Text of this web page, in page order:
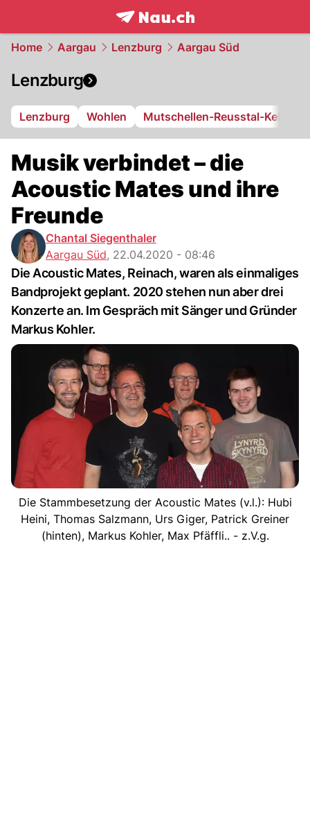
frontpage.NAU.ch
Home Aargau Lenzburg Aargau Süd
Lenzburg
Lenzburg Wohlen Mutschellen-Reusstal-
Musik verbindet – die
Acoustic Mates und ihre
Freunde
Chantal Siegenthaler
Aargau Süd, 22.04.2020 - 08:46
Die Acoustic Mates, Reinach, waren als einmaliges
Bandprojekt geplant. 2020 stehen nun aber drei
Konzerte an. Im Gespräch mit Sänger und Gründer
Markus Kohler.
Die Stammbesetzung der Acoustic Mates (v.l.): Hubi
Heini, Thomas Salzmann, Urs Giger, Patrick Greiner
(hinten), Markus Kohler, Max Pfäffli.. - z.V.g.